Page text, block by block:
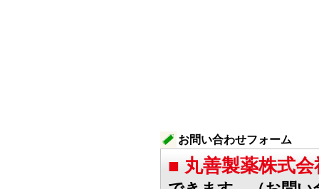
お問い合わせフォーム
■ 丸善製薬株式